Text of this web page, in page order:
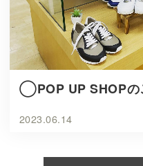
◯POP UP SHOPの
2023.06.14